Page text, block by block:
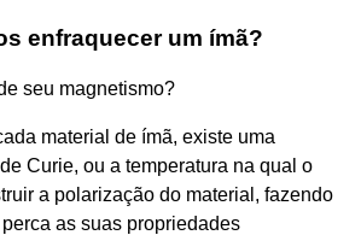
enfraquecer um ímã?
seu magnetismo?
material de ímã, existe uma
Curie, ou a temperatura na qual o
a polarização do material, fazendo
as suas propriedades